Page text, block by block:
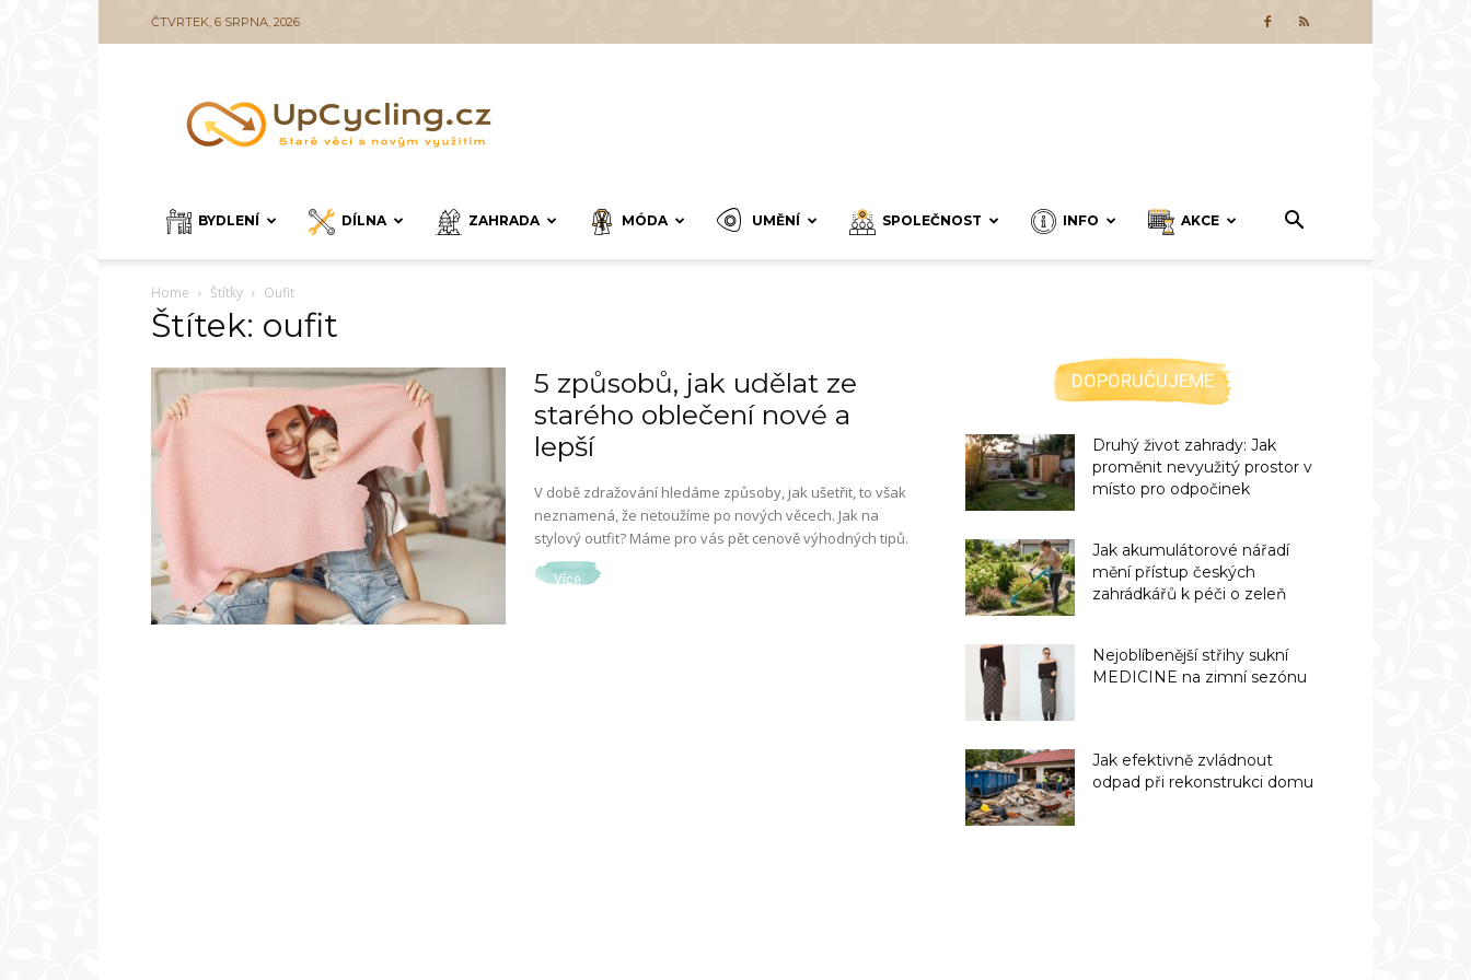
ČTVRTEK, 6 SRPNA, 2026
BYDLENÍ DÍLNA ZAHRADA MÓDA UMĚNÍ SPOLEČNOST INFO AKCE
Home Štítky Oufit
Štítek: oufit
5 způsobů, jak udělat ze
starého oblečení nové a
lepší
V době zdražování hledáme způsoby, jak ušetřit, to však
neznamená, že netoužíme po nových věcech. Jak na
stylový outfit? Máme pro vás pět cenově výhodných tipů.
Více
DOPORUČUJEME
Druhý život zahrady: Jak
proměnit nevyužitý prostor v
místo pro odpočinek
Jak akumulátorové nářadí
mění přístup českých
zahrádkářů k péči o zeleň
Nejoblíbenější střihy sukní
MEDICINE na zimní sezónu
Jak efektivně zvládnout
odpad při rekonstrukci domu